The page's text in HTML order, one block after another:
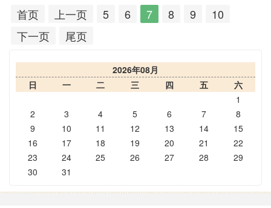
首页
上一页 5 6 7 8 9
10
下一页
尾页
2026年08月
日
一 二 三 四 五
六
1
2
3 4 5 6 7
8
9
10 11 12 13 14
15
16
17 18 19 20 21
22
23
24 25 26 27 28
29
30
31